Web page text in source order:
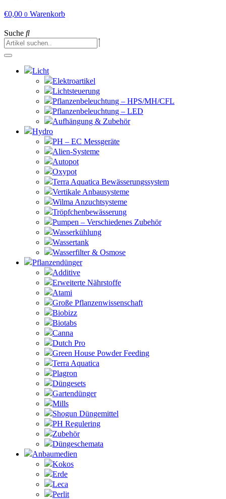
€0,00 0 Warenkorb
Suche
Licht
Elektroartikel
Lichtsteuerung
Pflanzenbeleuchtung – HPS/MH/CFL
Pflanzenbeleuchtung – LED
Aufhängung & Zubehör
Hydro
PH – EC Messgeräte
Alien-Systeme
Autopot
Oxypot
Terra Aquatica Bewässerungssystem
Vertikale Anbausysteme
Wilma Anzuchtsysteme
Tröpfchenbewässerung
Pumpen – Verschiedenes Zubehör
Wasserkühlung
Wassertank
Wasserfilter & Osmose
Pflanzendünger
Additive
Erweiterte Nährstoffe
Atami
Große Pflanzenwissenschaft
Biobizz
Biotabs
Canna
Dutch Pro
Green House Powder Feeding
Terra Aquatica
Plagron
Düngesets
Gartendünger
Mills
Shogun Düngemittel
PH Regulering
Zubehör
Düngeschemata
Anbaumedien
Kokos
Erde
Leca
Perlit